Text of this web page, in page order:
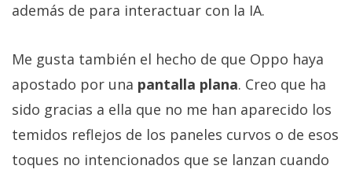
además de para interactuar con la IA.
Me gusta también el hecho de que Oppo haya
apostado por una pantalla plana. Creo que ha
sido gracias a ella que no me han aparecido los
temidos reflejos de los paneles curvos o de esos
toques no intencionados que se lanzan cuando